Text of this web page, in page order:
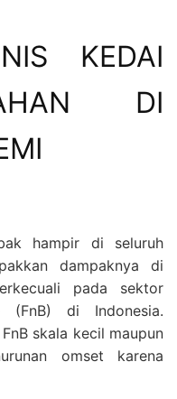
KEDAI
DI
hampir di seluruh
dampaknya di
pada sektor
(FnB) di Indonesia.
skala kecil maupun
omset karena